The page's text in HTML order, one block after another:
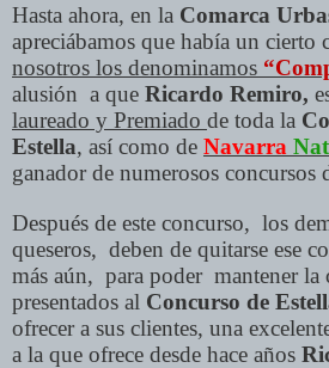
Hasta ahora, en la Comarca
apreciábamos que había un cierto
nosotros los denominamos
alusión a que Ricardo Remiro,
laureado y Premiado de toda la
Estella, así como de Navarra
ganador de numerosos concursos
Después de este concurso, los
queseros, deben de quitarse ese
más aún, para poder mantener la
presentados al Concurso de
ofrecer a sus clientes, una
a la que ofrece desde hace años